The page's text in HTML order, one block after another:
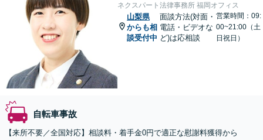
ネクスパート法律事務所 福岡オフィス
山梨県
からも相
談受付中
面談方法(対面・
電話・ビデオな
ど)は応相談
営業時間：09:
00~21:00（土
日祝日）
自転車事故
【来所不要／全国対応】相談料・着手金0円で適正な慰謝料獲得から